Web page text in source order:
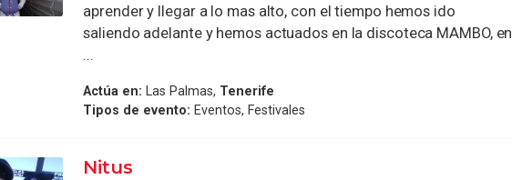
aprender y llegar a lo mas alto, con el tiempo hemos ido
saliendo adelante y hemos actuados en la discoteca MAMBO, en
...
Actúa en: Las Palmas, Tenerife
Tipos de evento: Eventos, Festivales
Nitus